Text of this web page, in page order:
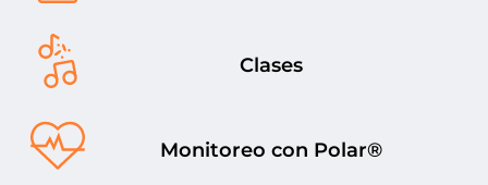
Clases
Monitoreo con Polar®